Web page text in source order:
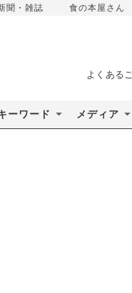
聞・雑誌 食の本屋さん
よくある
ーワード メディア